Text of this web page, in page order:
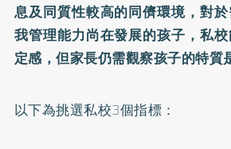
息及同質性較高的同儕環境，對
我管理能力尚在發展的孩子，私
定感，但家長仍需觀察孩子的特質
以下為挑選私校3個指標：